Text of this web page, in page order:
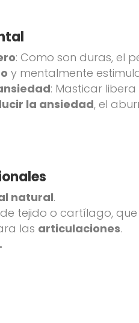
: Como son duras, el
y mentalmente
: Masticar
la ansiedad, el
natural.
tejido o cartílago,
las articulaciones.